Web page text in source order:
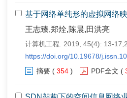
基于网络单纯形的虚拟网络
王志臻,郑烇,陈晨,田洪亮
计算机工程. 2019, 45(4): 13-
https://doi.org/10.19678/
摘要 ( 354 ) PDF全文 (